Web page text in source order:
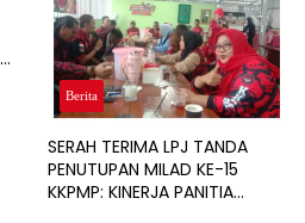
Berita
SERAH TERIMA LPJ TANDA
PENUTUPAN MILAD KE-15
KKPMP: KINERJA PANITIA